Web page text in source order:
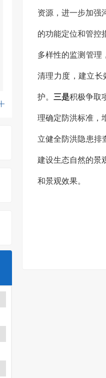
资源，进一步加强
的功能定位和管控
多样性的监测管理
清理力度，建立长
护。 三是积极争取
理确定防洪标准，
立健全防洪隐患排
建设生态自然的景
和景观效果。